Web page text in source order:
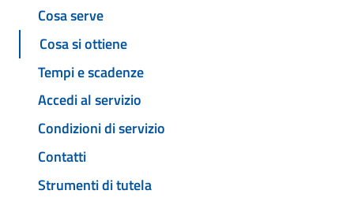
Cosa serve
Cosa si ottiene
Tempi e scadenze
Accedi al servizio
Condizioni di servizio
Contatti
Strumenti di tutela